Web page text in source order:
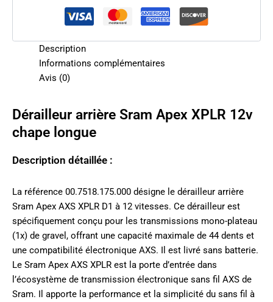
Description
Informations complémentaires
Avis (0)
Dérailleur arrière Sram Apex XPLR 12v
chape longue
Description détaillée :
La référence 00.7518.175.000 désigne le dérailleur arrière
Sram Apex AXS XPLR D1 à 12 vitesses. Ce dérailleur est
spécifiquement conçu pour les transmissions mono-plateau
(1x) de gravel, offrant une capacité maximale de 44 dents et
une compatibilité électronique AXS. Il est livré sans batterie.
Le Sram Apex AXS XPLR est la porte d’entrée dans
l’écosystème de transmission électronique sans fil AXS de
Sram. Il apporte la performance et la simplicité du sans fil à